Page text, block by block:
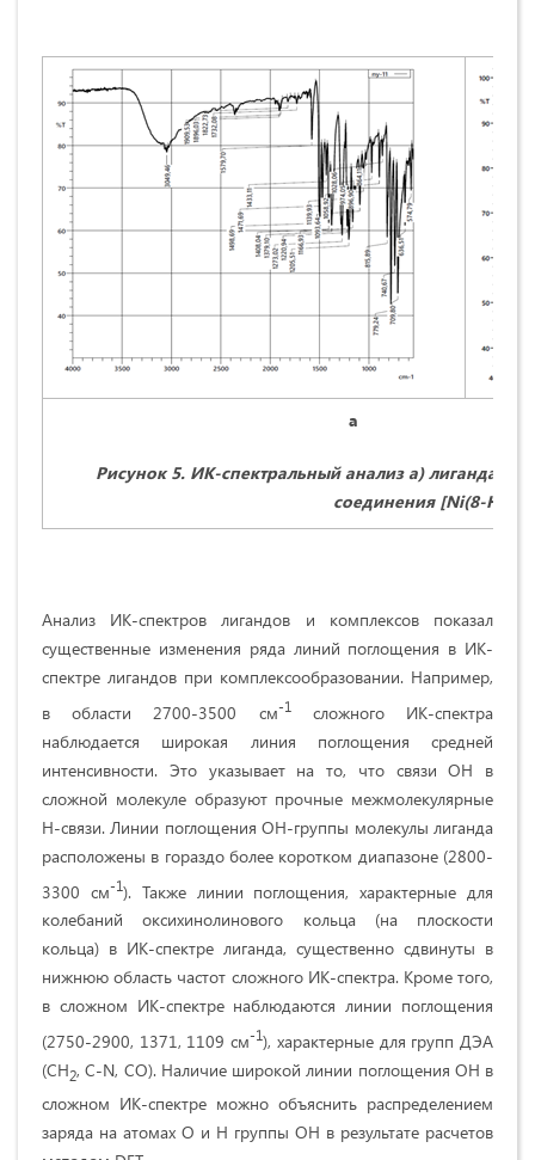
a
Рисунок 5. ИК-спектральный анализ а) лиганда 8-
соединения [Ni(8-HQ
Анализ ИК-спектров лигандов и комплексов показал
существенные изменения ряда линий поглощения в ИК-
спектре лигандов при комплексообразовании. Например,
в области 2700-3500 см-1сложного ИК-спектра
наблюдается широкая линия поглощения средней
интенсивности. Это указывает на то, что связи ОН в
сложной молекуле образуют прочные межмолекулярные
Н-связи. Линии поглощения ОН-группы молекулы лиганда
расположены в гораздо более коротком диапазоне (2800-
3300 см-1). Также линии поглощения, характерные для
колебаний оксихинолинового кольца (на плоскости
кольца) в ИК-спектре лиганда, существенно сдвинуты в
нижнюю область частот сложного ИК-спектра. Кроме того,
в сложном ИК-спектре наблюдаются линии поглощения
(2750-2900, 1371, 1109 см-1), характерные для групп ДЭА
(CH2, C-N, CO). Наличие широкой линии поглощения ОН в
сложном ИК-спектре можно объяснить распределением
заряда на атомах О и Н группы ОН в результате расчетов